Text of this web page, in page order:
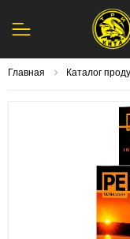
Главная Каталог